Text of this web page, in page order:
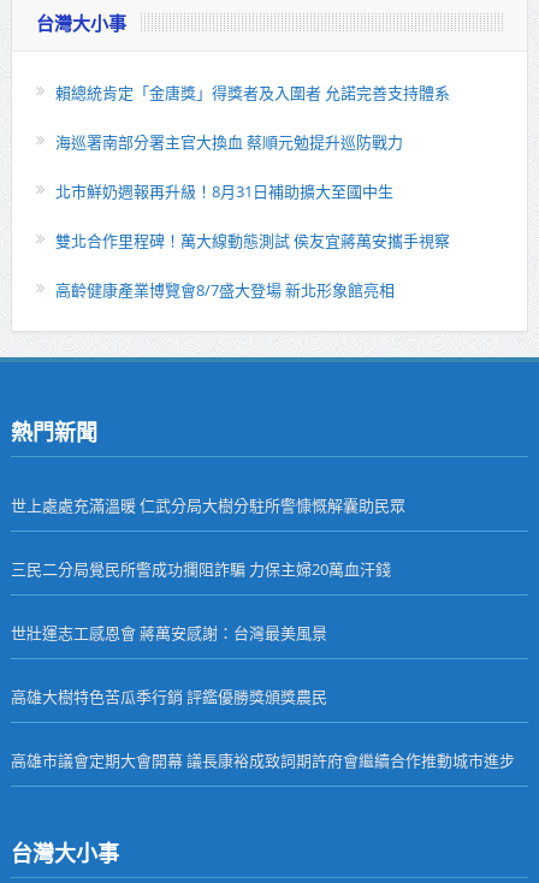
台灣大小事
賴總統肯定「金唐獎」得獎者及入圍者 允諾完善支持體系
海巡署南部分署主官大換血 蔡順元勉提升巡防戰力
北市鮮奶週報再升級！8月31日補助擴大至國中生
雙北合作里程碑！萬大線動態測試 侯友宜蔣萬安攜手視察
高齡健康產業博覽會8/7盛大登場 新北形象館亮相
熱門新聞
世上處處充滿溫暖 仁武分局大樹分駐所警慷慨解囊助民眾
三民二分局覺民所警成功攔阻詐騙 力保主婦20萬血汗錢
世壯運志工感恩會 蔣萬安感謝：台灣最美風景
高雄大樹特色苦瓜季行銷 評鑑優勝獎頒獎農民
高雄市議會定期大會開幕 議長康裕成致詞期許府會繼續合作推動城市進步
台灣大小事